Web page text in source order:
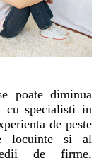
poate diminua
cu specialisti in
de peste
locuinte si al
de firme,